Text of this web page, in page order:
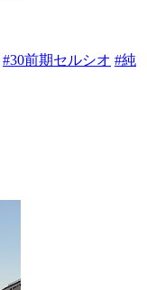
#30前期セルシオ #純